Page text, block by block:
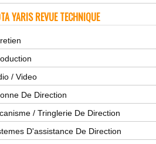
YARIS REVUE TECHNIQUE
/ Video
De Direction
/ Tringlerie De Direction
D'assistance De Direction